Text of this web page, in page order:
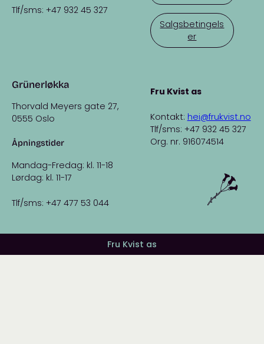
Tlf/sms: +47 932 45 327
Grünerløkka
Thorvald Meyers gate 27,
0555 Oslo
Åpningstider
Mandag-Fredag: kl. 11-18
Lørdag: kl. 11-17
Tlf/sms: +47 477 53 044
Salgsbetingels
er
Fru Kvist as
Kontakt: hei@frukvist.no
Tlf/sms: +47 932 45 327
Org. nr. 916074514
Fru Kvist as